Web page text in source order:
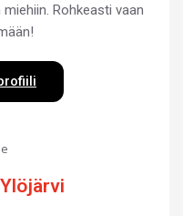
Rohkeasti vaan